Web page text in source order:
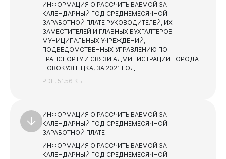
Горожанам
Бизнесу
Формы и бланки
коммунального хозяйства
Учреждения, подведомственные Управлению по
транспорту и связи
Учреждения, подведомственные Комитету
социальной защиты
Учреждения, подведомственные Комитету по делам
молодежи
Учреждения, подведомственные Комитету
образования и науки
Финансы
ИНФОРМАЦИЯ О РАССЧИТЫВАЕМОЙ ЗА
КАЛЕНДАРНЫЙ ГОД СРЕДНЕМЕСЯЧНОЙ
ЗАРАБОТНОЙ ПЛАТЕ РУКОВОДИТЕЛЕЙ, ИХ
ЗАМЕСТИТЕЛЕЙ И ГЛАВНЫХ БУХГАЛТЕРОВ
МУНИЦИПАЛЬНЫХ УЧРЕЖДЕНИЙ,
ПОДВЕДОМСТВЕННЫХ УПРАВЛЕНИЮ ПО
ТРАНСПОРТУ И СВЯЗИ АДМИНИСТРАЦИИ ГОРОДА
НОВОКУЗНЕЦКА, ЗА 2021 ГОД
PDF, 51.56 КБ
ИНФОРМАЦИЯ О РАССЧИТЫВАЕМОЙ ЗА
КАЛЕНДАРНЫЙ ГОД СРЕДНЕМЕСЯЧНОЙ
ЗАРАБОТНОЙ ПЛАТЕ
ИНФОРМАЦИЯ О РАССЧИТЫВАЕМОЙ ЗА
КАЛЕНДАРНЫЙ ГОД СРЕДНЕМЕСЯЧНОЙ